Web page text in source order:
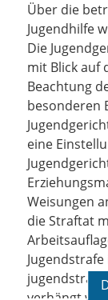
Über die
Jugendhilfe
Die
mit Blick auf
Beachtung
besonderen
eine
Weisungen
die Straftat